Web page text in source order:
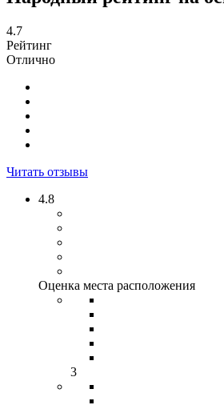
4.7
Рейтинг
Отлично
Читать отзывы
4.8
Оценка места расположения
3